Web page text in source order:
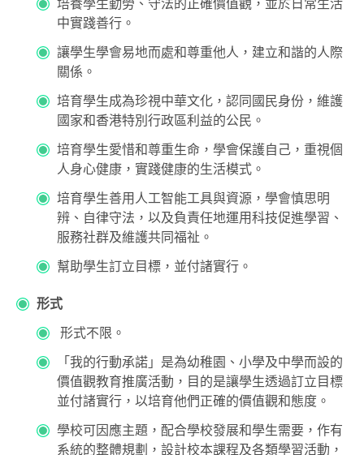
中實踐善行。
讓學生學會易地而處和尊重他人，建立和諧的人際
關係。
培育學生成為珍視中華文化，認同國民身份，維護
國家和香港特別行政區利益的公民。
培育學生愛惜和尊重生命，學會保護自己，重視個
人身心健康，實踐健康的生活模式。
培育學生善用人工智能工具與資源，學會慎思明
辨、自律守法，以及負責任地運用科技促進學習、
服務社群及維護共同福祉。
幫助學生訂立目標，並付諸實行。
形式
形式不限。
「我的行動承諾」是為幼稚園、小學及中學而設的
價值觀教育推廣活動，目的是讓學生透過訂立目標
並付諸實行，以培育他們正確的價值觀和態度。
學校可因應主題，配合學校發展和學生需要，作有
系統的整體規劃，設計校本課程及各類學習活動，